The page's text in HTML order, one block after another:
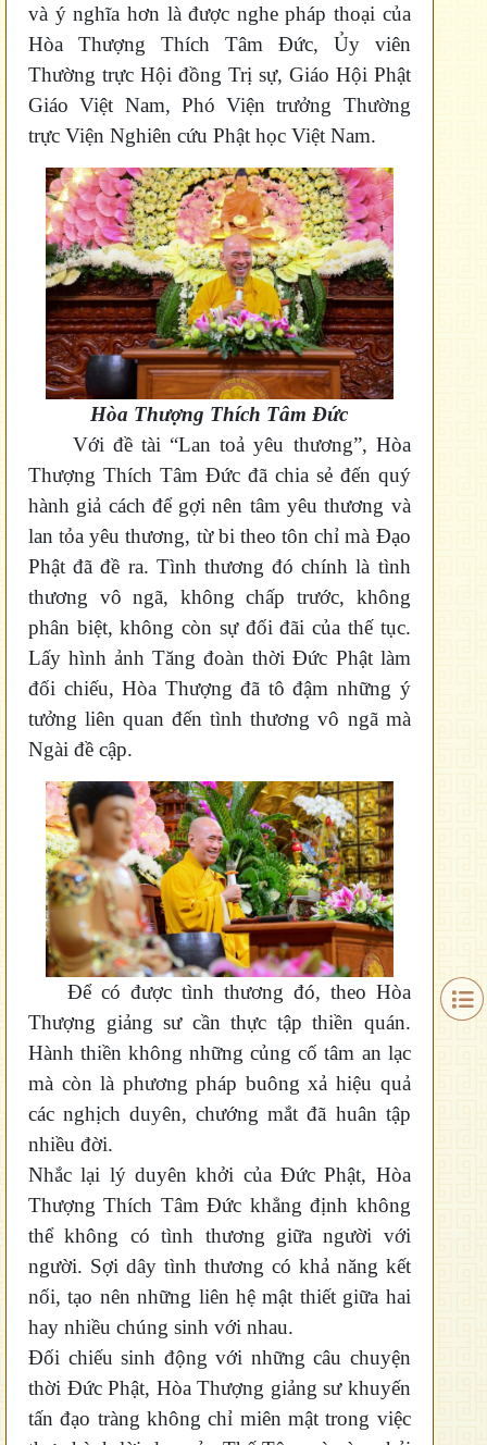
và ý nghĩa hơn là được nghe pháp thoại của
Hòa Thượng Thích Tâm Đức, Ủy viên
Thường trực Hội đồng Trị sự, Giáo Hội Phật
Giáo Việt Nam, Phó Viện trưởng Thường
trực Viện Nghiên cứu Phật học Việt Nam.
Hòa Thượng Thích Tâm Đức
Với đề tài “Lan toả yêu thương”, Hòa
Thượng Thích Tâm Đức đã chia sẻ đến quý
hành giả cách để gợi nên tâm yêu thương và
lan tỏa yêu thương, từ bi theo tôn chỉ mà Đạo
Phật đã đề ra. Tình thương đó chính là tình
thương vô ngã, không chấp trước, không
phân biệt, không còn sự đối đãi của thế tục.
Lấy hình ảnh Tăng đoàn thời Đức Phật làm
đối chiếu, Hòa Thượng đã tô đậm những ý
tưởng liên quan đến tình thương vô ngã mà
Ngài đề cập.
Để có được tình thương đó, theo Hòa
Thượng giảng sư cần thực tập thiền quán.
Hành thiền không những củng cố tâm an lạc
mà còn là phương pháp buông xả hiệu quả
các nghịch duyên, chướng mắt đã huân tập
nhiều đời.
Nhắc lại lý duyên khởi của Đức Phật, Hòa
Thượng Thích Tâm Đức khẳng định không
thể không có tình thương giữa người với
người. Sợi dây tình thương có khả năng kết
nối, tạo nên những liên hệ mật thiết giữa hai
hay nhiều chúng sinh với nhau.
Đối chiếu sinh động với những câu chuyện
thời Đức Phật, Hòa Thượng giảng sư khuyến
tấn đạo tràng không chỉ miên mật trong việc